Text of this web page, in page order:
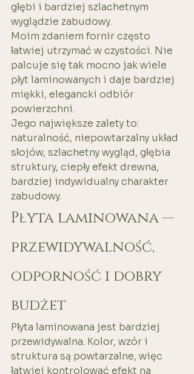
głębi i bardziej szlachetnym
wyglądzie zabudowy.
Moim zdaniem fornir często
łatwiej utrzymać w czystości. Nie
palcuje się tak mocno jak wiele
płyt laminowanych i daje bardziej
miękki, elegancki odbiór
powierzchni.
Jego największe zalety to:
naturalność, niepowtarzalny układ
słojów, szlachetny wygląd, głębia
struktury, ciepły efekt drewna,
bardziej indywidualny charakter
zabudowy.
Płyta laminowana —
przewidywalność,
odporność i dobry
budżet
Płyta laminowana jest bardziej
przewidywalna. Kolor, wzór i
struktura są powtarzalne, więc
łatwiej kontrolować efekt na